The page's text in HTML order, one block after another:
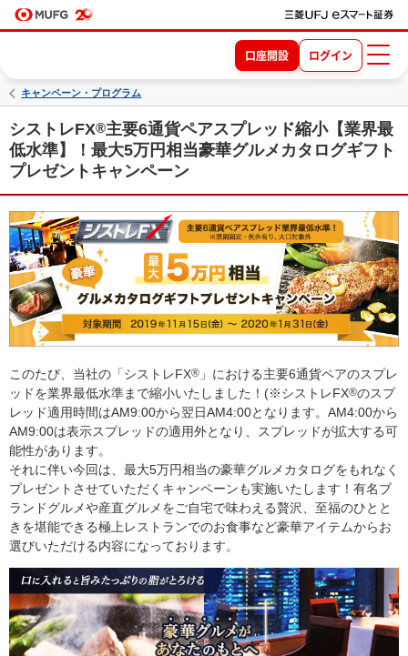
口座開設 ログイン
キャンペーン・プログラム
シストレFX®主要6通貨ペアスプレッド縮小【業界最
低水準】！最大5万円相当豪華グルメカタログギフト
プレゼントキャンペーン
このたび、当社の「シストレFX® 」における主要6通貨ペアのスプレ
ッドを業界最低水準まで縮小いたしました！(※シストレFX®のスプ
レッド適用時間はAM9:00から翌日AM4:00となります。AM4:00から
AM9:00は表示スプレッドの適用外となり、スプレッドが拡大する可
能性があります。
それに伴い今回は、最大5万円相当の豪華グルメカタログをもれなく
プレゼントさせていただくキャンペーンも実施いたします！有名ブ
ランドグルメや産直グルメをご自宅で味わえる贅沢、至福のひとと
きを堪能できる極上レストランでのお食事など豪華アイテムからお
選びいただける内容になっております。